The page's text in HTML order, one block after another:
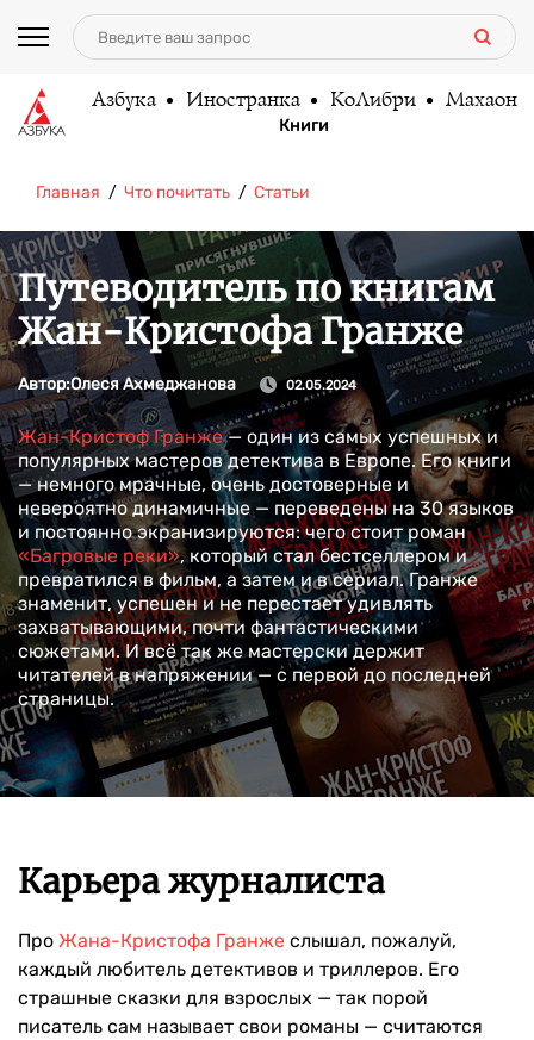
Азбука Иностранка КоЛибри Махаон
Книги
Главная Что почитать Статьи
Путеводитель по книгам
Жан-Кристофа Гранже
Автор:Олеся Ахмеджанова 02.05.2024
Жан-Кристоф Гранже— один из самых успешных и
популярных мастеров детектива в Европе. Его книги
— немного мрачные, очень достоверные и
невероятно динамичные — переведены на 30 языков
и постоянно экранизируются: чего стоит роман
«Багровые реки», который стал бестселлером и
превратился в фильм, а затем и в сериал. Гранже
знаменит, успешен и не перестает удивлять
захватывающими, почти фантастическими
сюжетами. И всё так же мастерски держит
читателей в напряжении — с первой до последней
страницы.
Карьера журналиста
Про Жана-Кристофа Гранже слышал, пожалуй,
каждый любитель детективов и триллеров. Его
страшные сказки для взрослых — так порой
писатель сам называет свои романы — считаются